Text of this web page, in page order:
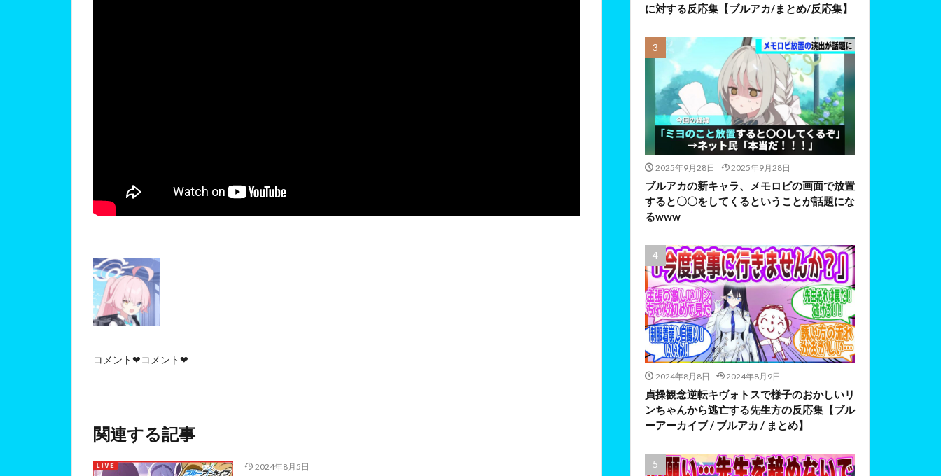
コメント❤コメント❤
関連する記事
2024年8月5日
に対する反応集【ブルアカ/まとめ/反応集】
2025年9月28日 2025年9月28日
ブルアカの新キャラ、メモロビの画面で放置
すると〇〇をしてくるということが話題にな
るwww
2024年8月8日 2024年8月9日
貞操観念逆転キヴォトスで様子のおかしいリ
ンちゃんから逃亡する先生方の反応集【ブル
ーアーカイブ / ブルアカ / まとめ】